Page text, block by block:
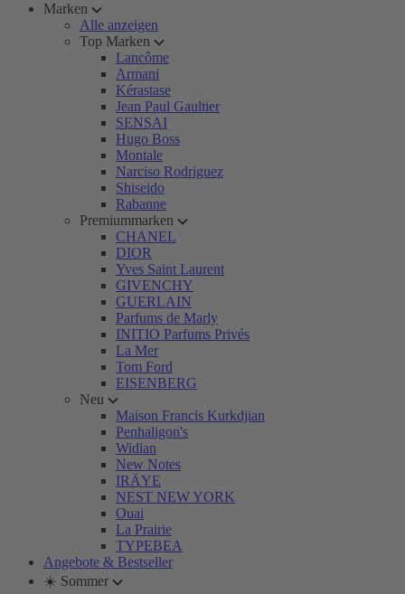
Marken
Alle anzeigen
Top Marken
Lancôme
Armani
Kérastase
Jean Paul Gaultier
SENSAI
Hugo Boss
Montale
Narciso Rodriguez
Shiseido
Rabanne
Premiummarken
CHANEL
DIOR
Yves Saint Laurent
GIVENCHY
GUERLAIN
Parfums de Marly
INITIO Parfums Privés
La Mer
Tom Ford
EISENBERG
Neu
Maison Francis Kurkdjian
Penhaligon's
Widian
New Notes
IRÄYE
NEST NEW YORK
Ouai
La Prairie
TYPEBEA
Angebote & Bestseller
☀️ Sommer